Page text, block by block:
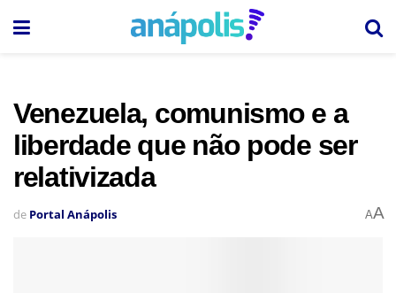
Venezuela, comunismo e a
liberdade que não pode ser
relativizada
de Portal Anápolis AA